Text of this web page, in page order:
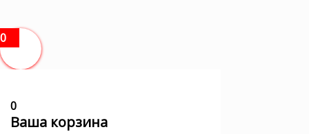
0
0
Ваша корзина